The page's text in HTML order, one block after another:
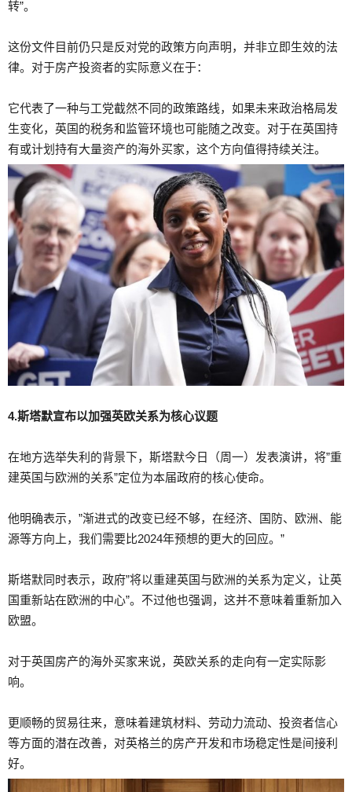
转”。
这份文件目前仍只是反对党的政策方向声明，并非立即生效的法
律。对于房产投资者的实际意义在于：
它代表了一种与工党截然不同的政策路线，如果未来政治格局发
生变化，英国的税务和监管环境也可能随之改变。对于在英国持
有或计划持有大量资产的海外买家，这个方向值得持续关注。
4.斯塔默宣布以加强英欧关系为核心议题
在地方选举失利的背景下，斯塔默今日（周一）发表演讲，将”重
建英国与欧洲的关系”定位为本届政府的核心使命。
他明确表示，”渐进式的改变已经不够，在经济、国防、欧洲、能
源等方向上，我们需要比2024年预想的更大的回应。”
斯塔默同时表示，政府”将以重建英国与欧洲的关系为定义，让英
国重新站在欧洲的中心”。不过他也强调，这并不意味着重新加入
欧盟。
对于英国房产的海外买家来说，英欧关系的走向有一定实际影
响。
更顺畅的贸易往来，意味着建筑材料、劳动力流动、投资者信心
等方面的潜在改善，对英格兰的房产开发和市场稳定性是间接利
好。